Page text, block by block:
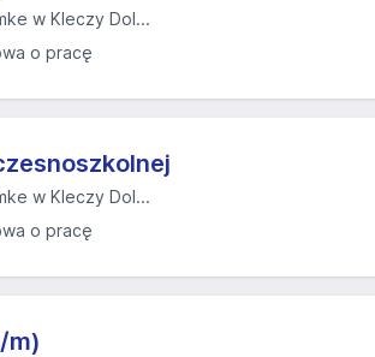
w Kleczy Dol...
o pracę
w Kleczy Dol...
o pracę
m)